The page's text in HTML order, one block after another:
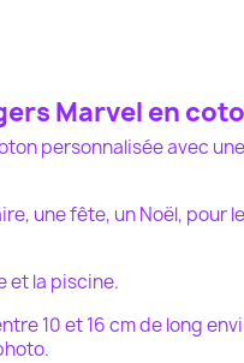
Marvel en
personnalisée avec
une fête, unNoël, pour
et la piscine.
10 et 16 cm de long